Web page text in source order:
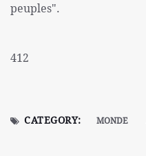
peuples".
412
CATEGORY: MONDE